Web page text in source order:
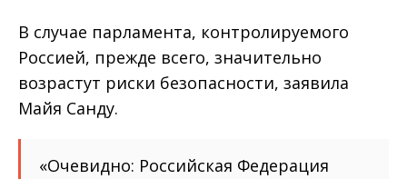
В случае парламента, контролируемого
Россией, прежде всего, значительно
возрастут риски безопасности, заявила
Майя Санду.
«Очевидно: Российская Федерация